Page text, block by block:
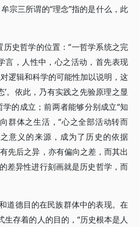
宗三所谓的“理念”指的是什么，此
历史哲学的位置：“一哲学系统之完
言，人性中，心之活动，首先表现
逻辑和科学的可能性加以说明，这
。依此，乃有实践之先验原理之显
的成立；前两者能够分别成立“知
群体之生活，“心之全部活动转而
意义的来源，成为了历史的依据
先后之异，亦有偏向之差，而其出
差异性进行刻画就是历史哲学，而
道德目的在民族群体中的表现。在
存着的人的目的，“历史根本是人